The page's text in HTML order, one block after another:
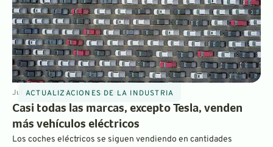
ACTUALIZACIONES DE LA INDUSTRIA
Jul 4, 20244minByLaurance Yap
Casi todas las marcas, excepto Tesla, venden
más vehículos eléctricos
Los coches eléctricos se siguen vendiendo en cantidades